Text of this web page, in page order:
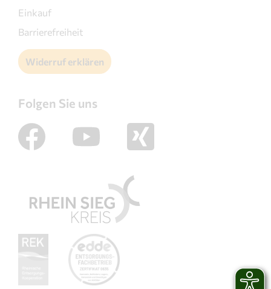
Einkauf
Barrierefreiheit
Widerruf erklären
Folgen Sie uns